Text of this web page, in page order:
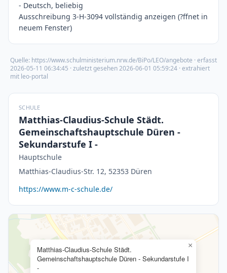
- Deutsch, beliebig
Ausschreibung 3-H-3094 vollständig anzeigen (?ffnet in
neuem Fenster)
Quelle: https://www.schulministerium.nrw.de/BiPo/LEO/angebote · erfasst
2026-05-11 06:34:45 · zuletzt gesehen2026-06-01 05:59:24 · extrahiert
mit leo-portal
SCHULE
Matthias-Claudius-Schule Städt.
Gemeinschaftshauptschule Düren -
Sekundarstufe I -
Hauptschule
Matthias-Claudius-Str. 12, 52353 Düren
https://www.m-c-schule.de/
Matthias-Claudius-Schule Städt.
Gemeinschaftshauptschule Düren - Sekundarstufe I
-
×